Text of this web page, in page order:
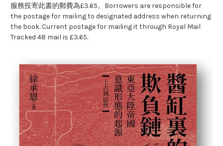
服務投寄此書的郵費為£3.65。Borrowers are responsible for
the postage for mailing to designated address when returning
the book. Current postage for mailing it through Royal Mail
Tracked 48 mail is £3.65.